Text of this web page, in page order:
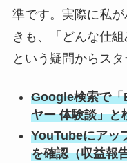
準です。実際に私
きも、「どんな仕
という疑問からスタ
Google検索で「
ヤー 体験談」と
YouTubeにアッ
を確認（収益報